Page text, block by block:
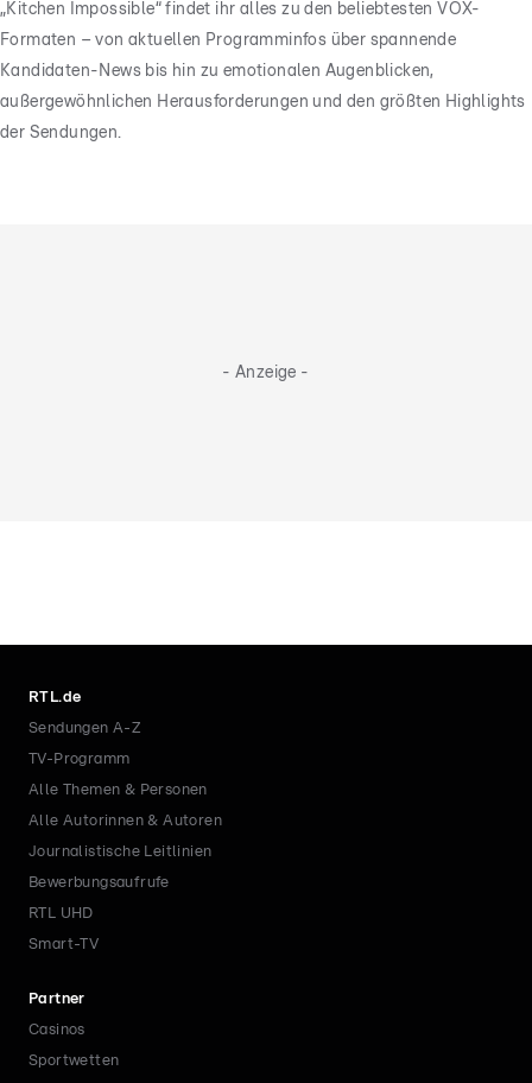
„Kitchen Impossible“ findet ihr alles zu den beliebtesten VOX-
Formaten – von aktuellen Programminfos über spannende
Kandidaten-News bis hin zu emotionalen Augenblicken,
außergewöhnlichen Herausforderungen und den größten Highlights
der Sendungen.
- Anzeige -
RTL.de
Sendungen A-Z
TV-Programm
Alle Themen & Personen
Alle Autorinnen & Autoren
Journalistische Leitlinien
Bewerbungsaufrufe
RTL UHD
Smart-TV
Partner
Casinos
Sportwetten